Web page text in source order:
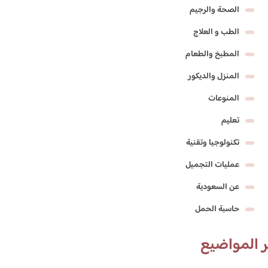
الصحة والرجيم
الطب و العلاج
المطبخ والطعام
المنزل والديكور
المنوعات
تعليم
تكنولوجيا وتقنية
عمليات التجميل
عن السعودية
حاسبة الحمل
المواضيع